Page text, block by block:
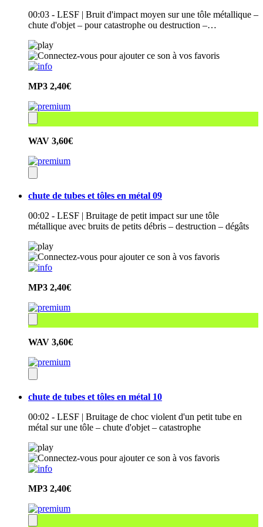
00:03 - LESF | Bruit d'impact moyen sur une tôle métallique –
chute d'objet – pour catastrophe ou destruction –…
MP3 2,40€
WAV 3,60€
chute de tubes et tôles en métal 09
00:02 - LESF | Bruitage de petit impact sur une tôle
métallique avec bruits de petits débris – destruction – dégâts
MP3 2,40€
WAV 3,60€
chute de tubes et tôles en métal 10
00:02 - LESF | Bruitage de choc violent d'un petit tube en
métal sur une tôle – chute d'objet – catastrophe
MP3 2,40€